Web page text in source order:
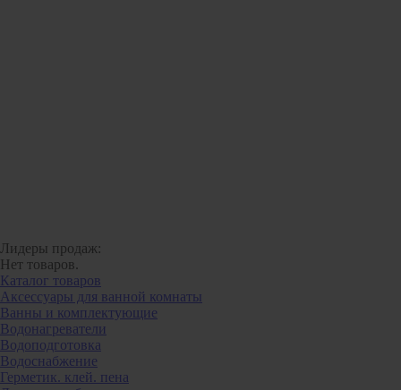
Лидеры продаж:
Нет товаров.
Каталог товаров
Аксессуары для ванной комнаты
Ванны и комплектующие
Водонагреватели
Водоподготовка
Водоснабжение
Герметик. клей. пена